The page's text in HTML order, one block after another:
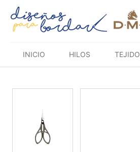
Saltar
contenido
INICIO HILOS TEJIDO